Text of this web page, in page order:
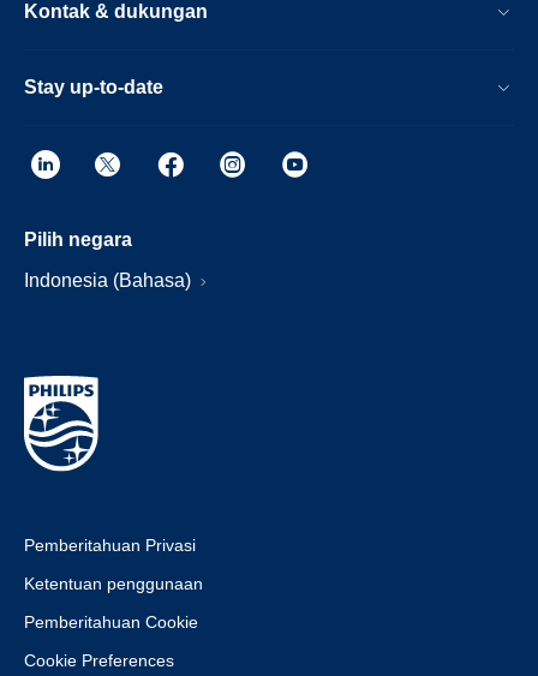
Kontak & dukungan
Stay up-to-date
Pilih negara
Indonesia (Bahasa)
Pemberitahuan Privasi
Ketentuan penggunaan
Pemberitahuan Cookie
Cookie Preferences